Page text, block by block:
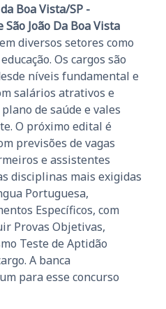
Boa Vista/SP -
João Da Boa Vista
diversos setores como
Os cargos são
níveis fundamental e
salários atrativos e
de saúde e vales
O próximo edital é
previsões de vagas
e assistentes
disciplinas mais exigidas
Portuguesa,
Específicos, com
Provas Objetivas,
Teste de Aptidão
A banca
para esse concurso